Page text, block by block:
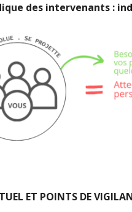
des intervenants :
ET POINTS DE